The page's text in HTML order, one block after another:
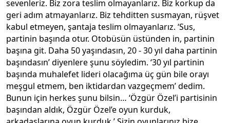
sevenleriz. Biz zora teslim olmayanlarız. Biz korkup da
geri adım atmayanlarız. Biz tehditten susmayan, rüşvet
kabul etmeyen, şantaja teslim olmayanlarız. ‘Sus,
partinin başında otur. Otobüsün üstünden in, partinin
başına git. Daha 50 yaşındasın, 20 - 30 yıl daha partinin
başındasın’ diyenlere şunu söyledim. ‘30 yıl partinin
başında muhalefet lideri olacağıma üç gün bile orayı
meşgul etmem, ben iktidardan vazgeçmem’ dedim.
Bunun için herkes şunu bilsin… ‘Özgür Özel’i partisinin
başından aldık, Özgür Özel’e oyun kurduk,